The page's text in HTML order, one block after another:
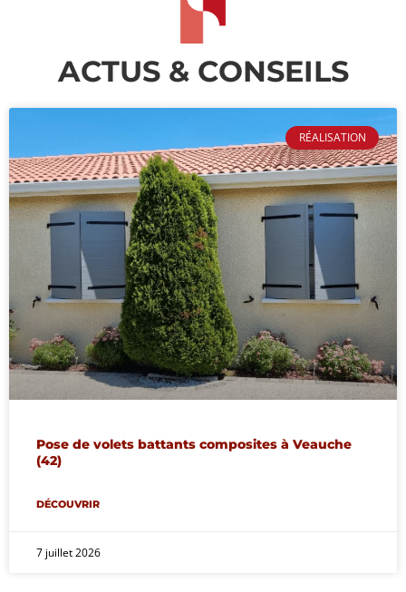
ACTUS & CONSEILS
RÉALISATION
Pose de volets battants composites à Veauche
(42)
DÉCOUVRIR
7 juillet 2026